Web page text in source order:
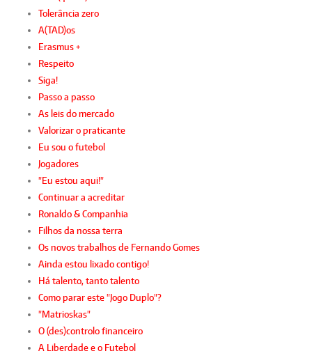
Tolerância zero
A(TAD)os
Erasmus +
Respeito
Siga!
Passo a passo
As leis do mercado
Valorizar o praticante
Eu sou o futebol
Jogadores
"Eu estou aqui!"
Continuar a acreditar
Ronaldo & Companhia
Filhos da nossa terra
Os novos trabalhos de Fernando Gomes
Ainda estou lixado contigo!
Há talento, tanto talento
Como parar este "Jogo Duplo"?
"Matrioskas"
O (des)controlo financeiro
A Liberdade e o Futebol